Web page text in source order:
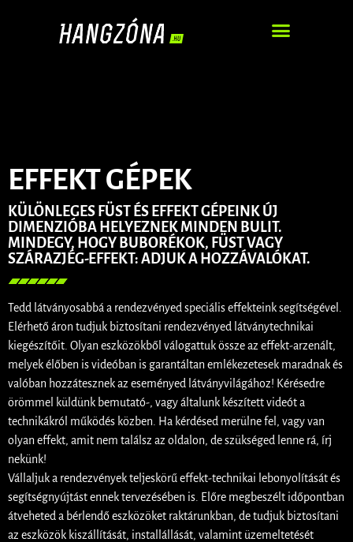
EFFEKT GÉPEK
KÜLÖNLEGES FÜST ÉS EFFEKT GÉPEINK ÚJ
DIMENZIÓBA HELYEZNEK MINDEN BULIT.
MINDEGY, HOGY BUBORÉKOK, FÜST VAGY
SZÁRAZJÉG-EFFEKT: ADJUK A HOZZÁVALÓKAT.
Tedd látványosabbá a rendezvényed speciális effekteink segítségével.
Elérhető áron tudjuk biztosítani rendezvényed látványtechnikai
kiegészítőit. Olyan eszközökből válogattuk össze az effekt-arzenált,
melyek élőben is videóban is garantáltan emlékezetesek maradnak és
valóban hozzátesznek az eseményed látványvilágához! Kérésedre
örömmel küldünk bemutató-, vagy általunk készített videót a
technikákról működés közben. Ha kérdésed merülne fel, vagy van
olyan effekt, amit nem találsz az oldalon, de szükséged lenne rá, írj
nekünk!
Vállaljuk a rendezvények teljeskörű effekt-technikai lebonyolítását és
segítségnyújtást ennek tervezésében is. Előre megbeszélt időpontban
átveheted a bérlendő eszközöket raktárunkban, de tudjuk biztosítani
az eszközök kiszállítását, installállását, valamint üzemeltetését